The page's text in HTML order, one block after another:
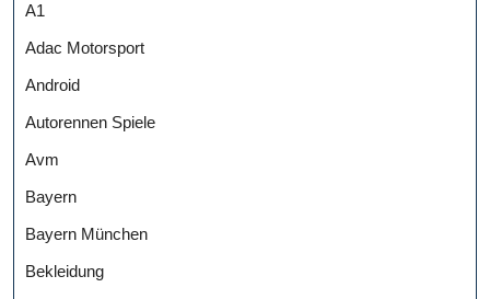
A1
Adac Motorsport
Android
Autorennen Spiele
Avm
Bayern
Bayern München
Bekleidung